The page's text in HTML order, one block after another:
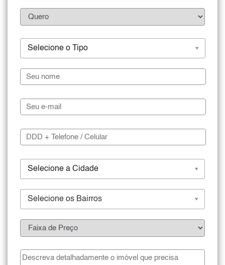
Selecione o Tipo
Selecione a Cidade
Selecione os Bairros